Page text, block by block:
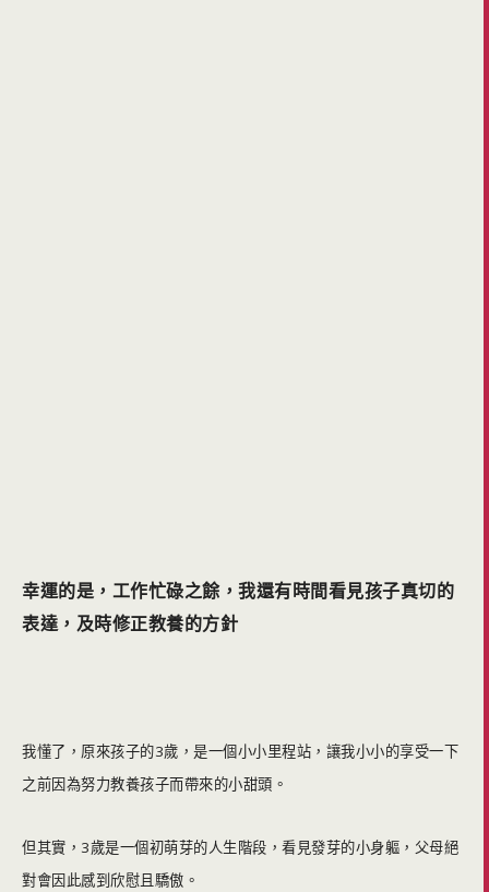
幸運的是，工作忙碌之餘，我還有時間看見孩子真切的
表達，及時修正教養的方針
我懂了，原來孩子的3歲，是一個小小里程站，讓我小小的享受一下
之前因為努力教養孩子而帶來的小甜頭。
但其實，3歲是一個初萌芽的人生階段，看見發芽的小身軀，父母絕
對會因此感到欣慰且驕傲。